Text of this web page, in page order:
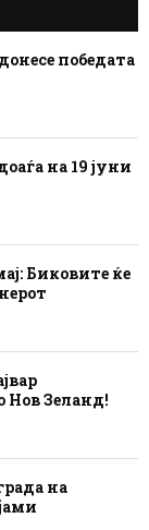
победата
на 19 јуни
Биковите ќе
Нов Зеланд!
на